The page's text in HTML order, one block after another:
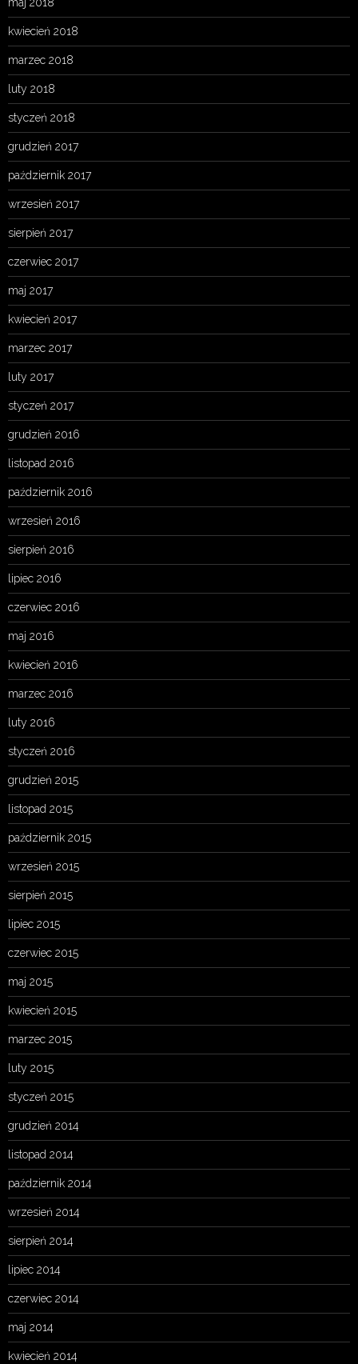
maj 2018
kwiecień 2018
marzec 2018
luty 2018
styczeń 2018
grudzień 2017
październik 2017
wrzesień 2017
sierpień 2017
czerwiec 2017
maj 2017
kwiecień 2017
marzec 2017
luty 2017
styczeń 2017
grudzień 2016
listopad 2016
październik 2016
wrzesień 2016
sierpień 2016
lipiec 2016
czerwiec 2016
maj 2016
kwiecień 2016
marzec 2016
luty 2016
styczeń 2016
grudzień 2015
listopad 2015
październik 2015
wrzesień 2015
sierpień 2015
lipiec 2015
czerwiec 2015
maj 2015
kwiecień 2015
marzec 2015
luty 2015
styczeń 2015
grudzień 2014
listopad 2014
październik 2014
wrzesień 2014
sierpień 2014
lipiec 2014
czerwiec 2014
maj 2014
kwiecień 2014